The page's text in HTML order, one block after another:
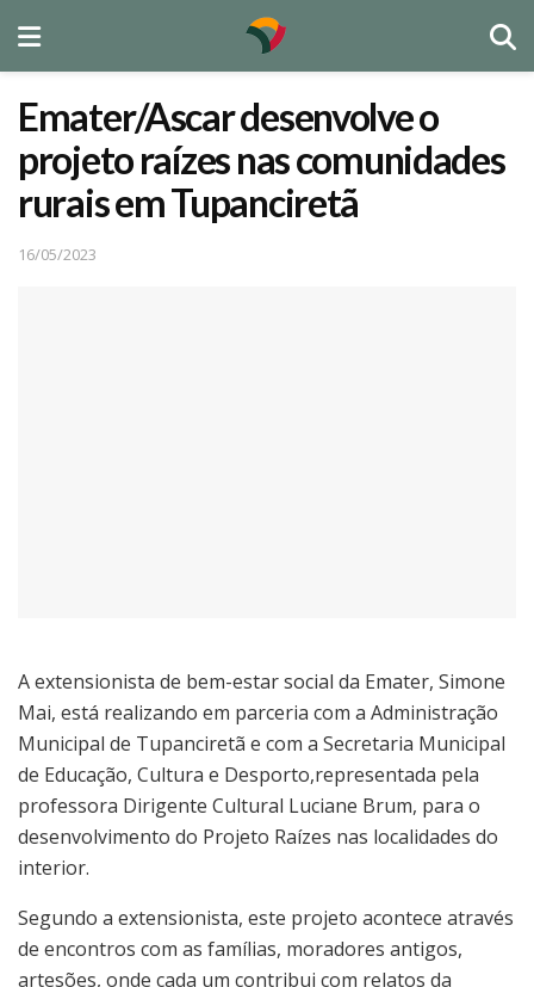
Emater/Ascar desenvolve o
projeto raízes nas comunidades
rurais em Tupanciretã
16/05/2023
A extensionista de bem-estar social da Emater, Simone
Mai, está realizando em parceria com a Administração
Municipal de Tupanciretã e com a Secretaria Municipal
de Educação, Cultura e Desporto,representada pela
professora Dirigente Cultural Luciane Brum, para o
desenvolvimento do Projeto Raízes nas localidades do
interior.
Segundo a extensionista, este projeto acontece através
de encontros com as famílias, moradores antigos,
artesões, onde cada um contribui com relatos da